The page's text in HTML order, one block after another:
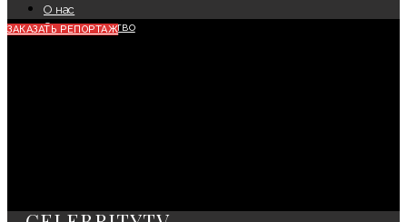
О нас
Сотрудничество
ЗАКАЗАТЬ РЕПОРТАЖ